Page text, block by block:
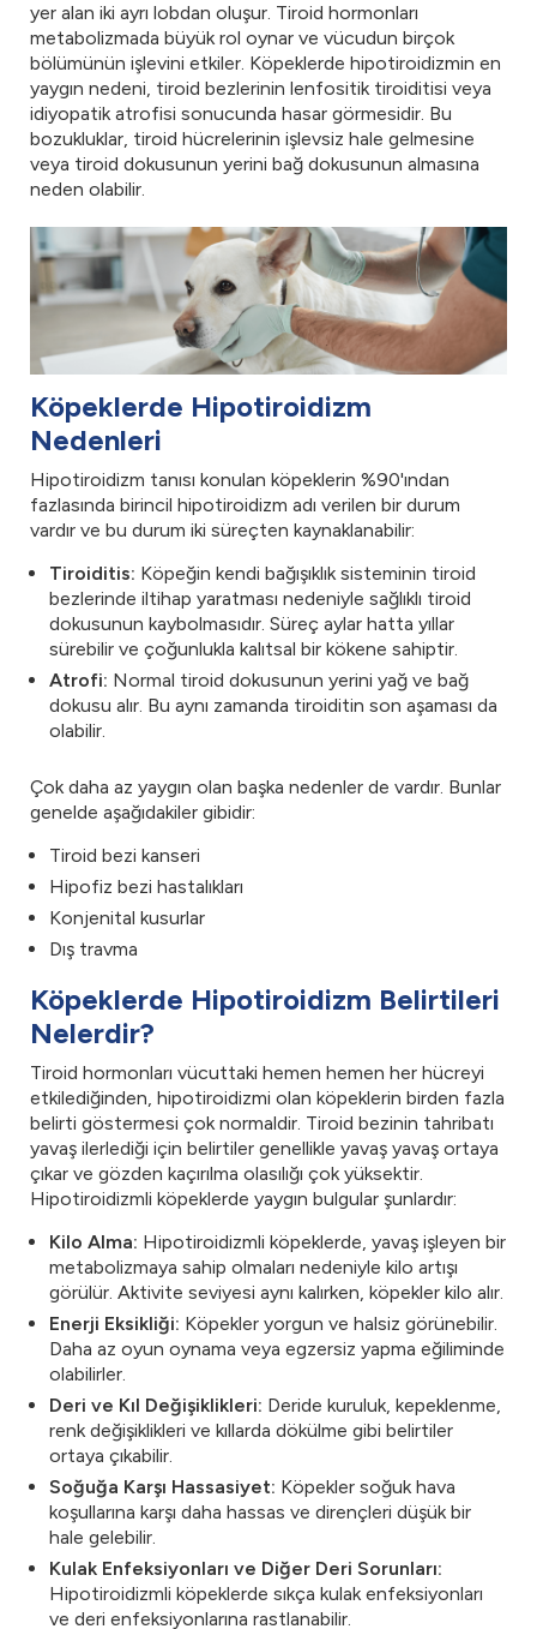
yer alan iki ayrı lobdan oluşur. Tiroid hormonları
metabolizmada büyük rol oynar ve vücudun birçok
bölümünün işlevini etkiler. Köpeklerde hipotiroidizmin en
yaygın nedeni, tiroid bezlerinin lenfositik tiroiditisi veya
idiyopatik atrofisi sonucunda hasar görmesidir. Bu
bozukluklar, tiroid hücrelerinin işlevsiz hale gelmesine
veya tiroid dokusunun yerini bağ dokusunun almasına
neden olabilir.
Köpeklerde Hipotiroidizm
Nedenleri
Hipotiroidizm tanısı konulan köpeklerin %90'ından
fazlasında birincil hipotiroidizm adı verilen bir durum
vardır ve bu durum iki süreçten kaynaklanabilir:
Tiroiditis: Köpeğin kendi bağışıklık sisteminin tiroid
bezlerinde iltihap yaratması nedeniyle sağlıklı tiroid
dokusunun kaybolmasıdır. Süreç aylar hatta yıllar
sürebilir ve çoğunlukla kalıtsal bir kökene sahiptir.
Atrofi: Normal tiroid dokusunun yerini yağ ve bağ
dokusu alır. Bu aynı zamanda tiroiditin son aşaması da
olabilir.
Çok daha az yaygın olan başka nedenler de vardır. Bunlar
genelde aşağıdakiler gibidir:
Tiroid bezi kanseri
Hipofiz bezi hastalıkları
Konjenital kusurlar
Dış travma
Köpeklerde Hipotiroidizm Belirtileri
Nelerdir?
Tiroid hormonları vücuttaki hemen hemen her hücreyi
etkilediğinden, hipotiroidizmi olan köpeklerin birden fazla
belirti göstermesi çok normaldir. Tiroid bezinin tahribatı
yavaş ilerlediği için belirtiler genellikle yavaş yavaş ortaya
çıkar ve gözden kaçırılma olasılığı çok yüksektir.
Hipotiroidizmli köpeklerde yaygın bulgular şunlardır:
Kilo Alma: Hipotiroidizmli köpeklerde, yavaş işleyen bir
metabolizmaya sahip olmaları nedeniyle kilo artışı
görülür. Aktivite seviyesi aynı kalırken, köpekler kilo alır.
Enerji Eksikliği: Köpekler yorgun ve halsiz görünebilir.
Daha az oyun oynama veya egzersiz yapma eğiliminde
olabilirler.
Deri ve Kıl Değişiklikleri: Deride kuruluk, kepeklenme,
renk değişiklikleri ve kıllarda dökülme gibi belirtiler
ortaya çıkabilir.
Soğuğa Karşı Hassasiyet: Köpekler soğuk hava
koşullarına karşı daha hassas ve dirençleri düşük bir
hale gelebilir.
Kulak Enfeksiyonları ve Diğer Deri Sorunları:
Hipotiroidizmli köpeklerde sıkça kulak enfeksiyonları
ve deri enfeksiyonlarına rastlanabilir.